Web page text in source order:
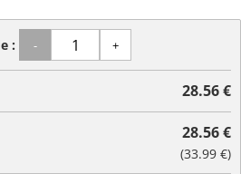
: - +
28.56 €
28.56 €
(33.99 €)